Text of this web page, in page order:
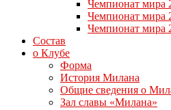
Чемпионат мира
Чемпионат мира
Чемпионат мира
Состав
о Клубе
Форма
История Милана
Общие сведения о
Зал славы «Милана»